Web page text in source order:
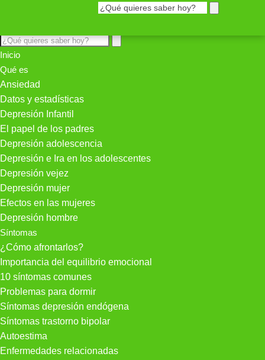
Inicio
Qué es
Ansiedad
Datos y estadísticas
Depresión Infantil
El papel de los padres
Depresión adolescencia
Depresión e Ira en los adolescentes
Depresión vejez
Depresión mujer
Efectos en las mujeres
Depresión hombre
Síntomas
¿Cómo afrontarlos?
Importancia del equilibrio emocional
10 síntomas comunes
Problemas para dormir
Síntomas depresión endógena
Síntomas trastorno bipolar
Autoestima
Enfermedades relacionadas